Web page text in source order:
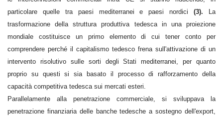
particolare quelle tra paesi mediterranei e paesi nordici(3).
La
trasformazione della struttura produttiva tedesca in una proiezione
mondiale costituisce un primo elemento di cui tener conto per
comprendere perché il capitalismo tedesco frena sull'attivazione di un
intervento risolutivo sulle sorti degli Stati mediterranei, per quanto
proprio su questi si sia basato il processo di rafforzamento della
capacità competitiva tedesca sui mercati esteri.
Parallelamente alla penetrazione commerciale, si sviluppava la
penetrazione finanziaria delle banche tedesche a sostegno dell'export,